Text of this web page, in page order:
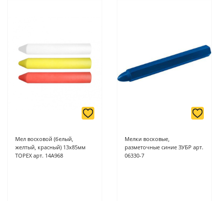
онлайн оплате заказа на сайте.
Подробнее о способах оплаты можно узнать здесь - "Оплата"
Мел восковой (белый,
желтый, красный) 13х85мм
TOPEX арт. 14A968
Мелки восковые,
разметочные синие ЗУБР арт.
06330-7